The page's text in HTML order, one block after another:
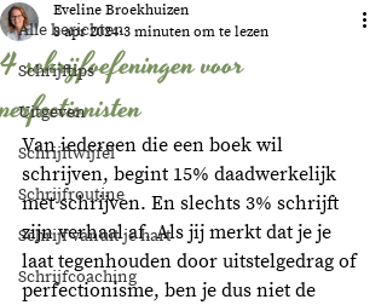
Alle berichten
Schrijftips
Uitgeven
Schrijftwijfel
Schrijfroutine
Schrijf vanuit je hart
Schrijfcoaching
4 schrijfoefeningen voor
perfectionisten
Eveline Broekhuizen
8 apr 2024 3 minuten om te lezen
Van iedereen die een boek wil
schrijven, begint 15% daadwerkelijk
met schrijven. En slechts 3% schrijft
zijn verhaal af. Als jij merkt dat je je
laat tegenhouden door uitstelgedrag of
perfectionisme, ben je dus niet de